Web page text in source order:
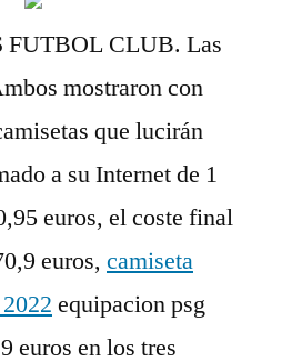
FUTBOL CLUB. Las
mostraron con
que lucirán
a su Internet de 1
euros, el coste final
euros, camiseta
equipacion psg
euros en los tres